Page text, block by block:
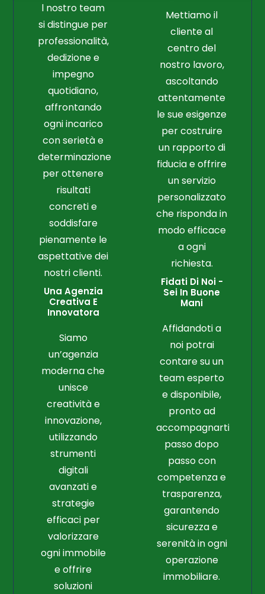
l nostro team
si distingue per
professionalità,
dedizione e
impegno
quotidiano,
affrontando
ogni incarico
con serietà e
determinazione
per ottenere
risultati
concreti e
soddisfare
pienamente le
aspettative dei
nostri clienti.
Una Agenzia
Creativa E
Innovatora
Siamo
un’agenzia
moderna che
unisce
creatività e
innovazione,
utilizzando
strumenti
digitali
avanzati e
strategie
efficaci per
valorizzare
ogni immobile
e offrire
soluzioni
Mettiamo il
cliente al
centro del
nostro lavoro,
ascoltando
attentamente
le sue esigenze
per costruire
un rapporto di
fiducia e offrire
un servizio
personalizzato
che risponda in
modo efficace
a ogni
richiesta.
Fidati Di Noi -
Sei In Buone
Mani
Affidandoti a
noi potrai
contare su un
team esperto
e disponibile,
pronto ad
accompagnarti
passo dopo
passo con
competenza e
trasparenza,
garantendo
sicurezza e
serenità in ogni
operazione
immobiliare.